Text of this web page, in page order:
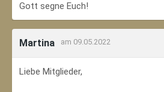
Gott segne Euch!
Martina am 09.05.2022
Liebe Mitglieder,